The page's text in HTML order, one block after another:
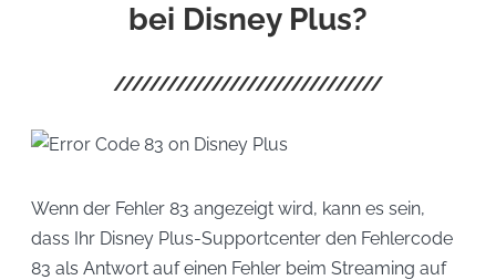
bei Disney Plus?
Wenn der Fehler 83 angezeigt wird, kann es sein,
dass Ihr Disney Plus-Supportcenter den Fehlercode
83 als Antwort auf einen Fehler beim Streaming auf